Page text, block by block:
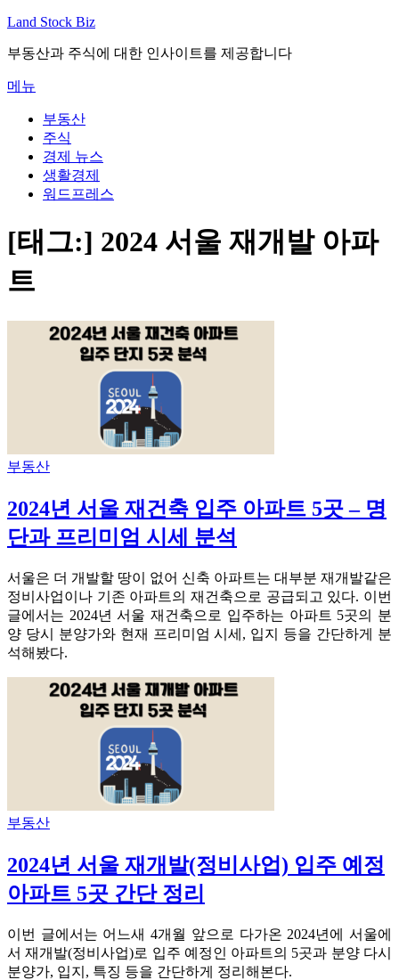
내
으
로
바
Land Stock Biz
부동산과 주식에 대한 인사이트를 제공합니다
메뉴
부동산
주식
경제 뉴스
생활경제
워드프레스
[태그:] 2024 서울 재개발 아파
트
부동산
2024년 서울 재건축 입주 아파트 5곳 – 명
단과 프리미엄 시세 분석
서울은 더 개발할 땅이 없어 신축 아파트는 대부분 재개발같은
정비사업이나 기존 아파트의 재건축으로 공급되고 있다. 이번
글에서는 2024년 서울 재건축으로 입주하는 아파트 5곳의 분
양 당시 분양가와 현재 프리미엄 시세, 입지 등을 간단하게 분
석해봤다.
부동산
2024년 서울 재개발(정비사업) 입주 예정
아파트 5곳 간단 정리
이번 글에서는 어느새 4개월 앞으로 다가온 2024년에 서울에
서 재개발(정비사업)로 입주 예정인 아파트의 5곳과 분양 다시
분양가, 입지, 특징 등을 간단하게 정리해본다.